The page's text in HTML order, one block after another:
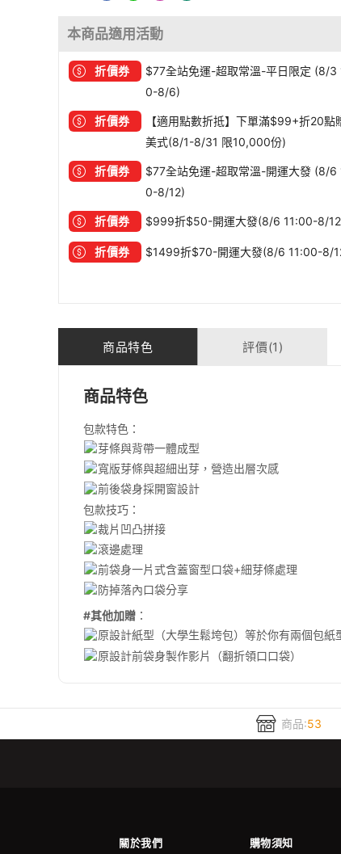
本商品適用活動
折價券
$77全站免運-超取常溫-平日限定 (8/3
0-8/6)
折價券
【適用點數折抵】下單滿$99+折20點
美式(8/1-8/31 限10,000份)
折價券
$77全站免運-超取常溫-開運大發 (8/6
0-8/12)
折價券 $999折$50-開運大發(8/6 11:00-8/
折價券 $1499折$70-開運大發(8/6 11:00-8/
商品特色 評價(1)
商品特色
包款特色：
芽條與背帶一體成型
寬版芽條與超細出芽，營造出層次感
前後袋身採開窗設計
包款技巧：
裁片凹凸拼接
滾邊處理
前袋身一片式含蓋窗型口袋+細芽條處理
防掉落內口袋分享
#其他加贈 ：
原設計紙型（大學生鬆垮包）等於你有兩個包紙
原設計前袋身製作影片（翻折領口口袋）
商品:53
關於我們 購物須知